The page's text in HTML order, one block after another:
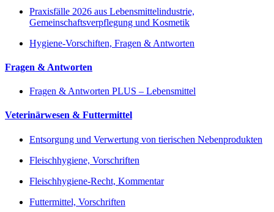
Praxisfälle 2026 aus Lebensmittelindustrie,
Gemeinschaftsverpflegung und Kosmetik
Hygiene-Vorschiften, Fragen & Antworten
Fragen & Antworten
Fragen & Antworten PLUS – Lebensmittel
Veterinärwesen & Futtermittel
Entsorgung und Verwertung von tierischen Nebenprodukten
Fleischhygiene, Vorschriften
Fleischhygiene-Recht, Kommentar
Futtermittel, Vorschriften